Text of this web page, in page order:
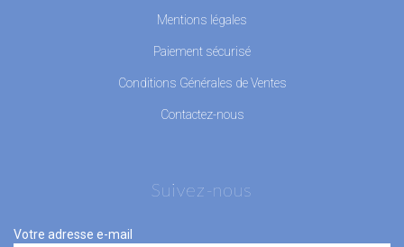
Mentions légales
Paiement sécurisé
Conditions Générales de Ventes
Contactez-nous
Suivez-nous
Votre adresse e-mail